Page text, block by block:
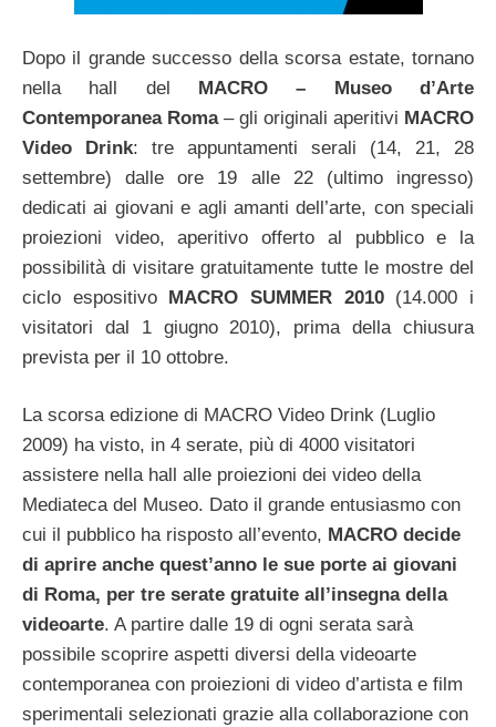
Dopo il grande successo della scorsa estate, tornano
nella hall del MACRO – Museo d’Arte
Contemporanea Roma – gli originali aperitivi MACRO
Video Drink: tre appuntamenti serali (14, 21, 28
settembre) dalle ore 19 alle 22 (ultimo ingresso)
dedicati ai giovani e agli amanti dell’arte, con speciali
proiezioni video, aperitivo offerto al pubblico e la
possibilità di visitare gratuitamente tutte le mostre del
ciclo espositivo MACRO SUMMER 2010(14.000 i
visitatori dal 1 giugno 2010), prima della chiusura
prevista per il 10 ottobre.
La scorsa edizione di MACRO Video Drink (Luglio
2009) ha visto, in 4 serate, più di 4000 visitatori
assistere nella hall alle proiezioni dei video della
Mediateca del Museo. Dato il grande entusiasmo con
cui il pubblico ha risposto all’evento, MACRO decide
di aprire anche quest’anno le sue porte ai giovani
di Roma, per tre serate gratuite all’insegna della
videoarte. A partire dalle 19 di ogni serata sarà
possibile scoprire aspetti diversi della videoarte
contemporanea con proiezioni di video d’artista e film
sperimentali selezionati grazie alla collaborazione con